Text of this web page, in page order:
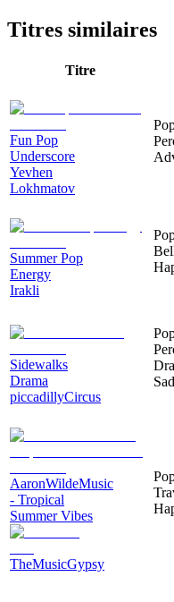
Titres similaires
Titre
Fun Pop
Underscore
Yevhen
Lokhmatov
Summer Pop
Energy
Irakli
Sidewalks
Drama
piccadillyCircus
Sad
AaronWildeMusic
- Tropical
Summer Vibes
TheMusicGypsy